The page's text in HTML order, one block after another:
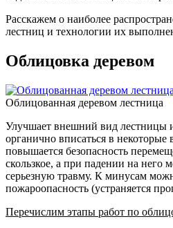
Расскажем о наиболее
лестниц и технологии их
Облицовка деревом
Облицованная деревом лестница
Улучшает внешний вид лестницы
органично вписаться в
повышается безопасность
скользкое, а при падении на него
серьезную травму. К минусам
пожароопасность (устраняется
Перечислим этапы работ по